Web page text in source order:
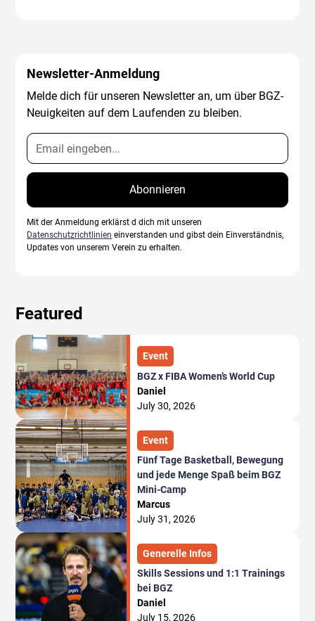
Newsletter-Anmeldung
Melde dich für unseren Newsletter an, um über BGZ-
Neuigkeiten auf dem Laufenden zu bleiben.
Mit der Anmeldung erklärst d dich mit unseren
Datenschutzrichtlinien einverstanden und gibst dein Einverständnis,
Updates von unserem Verein zu erhalten.
Featured
Event
BGZ x FIBA Women’s World Cup
Daniel
July 30, 2026
Event
Fünf Tage Basketball, Bewegung
und jede Menge Spaß beim BGZ
Mini-Camp
Marcus
July 31, 2026
Generelle Infos
Skills Sessions und 1:1 Trainings
bei BGZ
Daniel
July 15, 2026